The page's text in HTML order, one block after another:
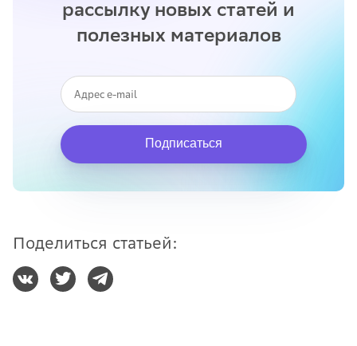
рассылку новых статей и
полезных материалов
Подписаться
Поделиться статьей: